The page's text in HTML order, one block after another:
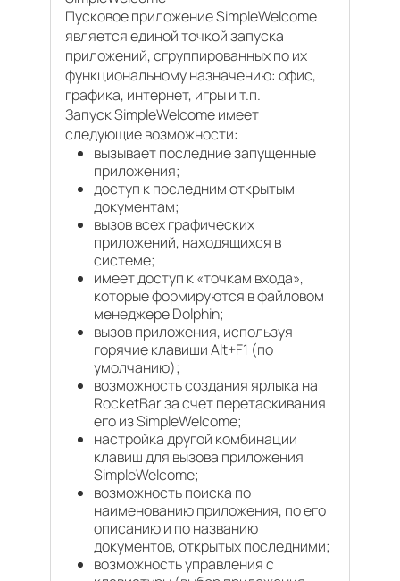
Пусковое приложение SimpleWelcome
является единой точкой запуска
приложений, сгруппированных по их
функциональному назначению: офис,
графика, интернет, игры и т.п.
Запуск SimpleWelcome имеет
следующие возможности:
вызывает последние запущенные
приложения;
доступ к последним открытым
документам;
вызов всех графических
приложений, находящихся в
системе;
имеет доступ к «точкам входа»,
которые формируются в файловом
менеджере Dolphin;
вызов приложения, используя
горячие клавиши Alt+F1 (по
умолчанию);
возможность создания ярлыка на
RocketBar за счет перетаскивания
его из SimpleWelcome;
настройка другой комбинации
клавиш для вызова приложения
SimpleWelcome;
возможность поиска по
наименованию приложения, по его
описанию и по названию
документов, открытых последними;
возможность управления с